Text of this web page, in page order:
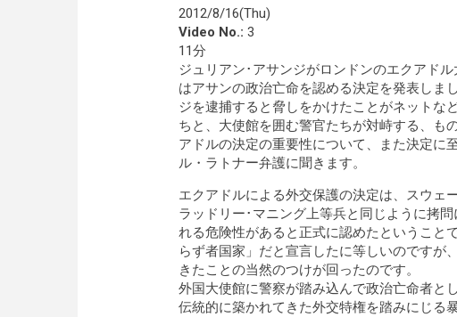
2012/8/16(Thu)
Video No.: 3
11分
ジュリアン･アサンジがロンドンのエクアド
はアサンの政治亡命を認める決定を発表しま
ジを逮捕すると脅しをかけたことがネットな
ちと、大使館を囲む警官たちが対峙する、も
アドルの決定の重要性について、また決定に
ル・ラトナー弁護に聞きます。
エクアドルによる外交保護の決定は、スウェ
ラッドリー･マニング上等兵と同じように拷
れる危険性があると正式に認めたということ
らず者国家」だと宣言したに等しいのですが
きたことの当然のつけが回ったのです。
外国大使館に警察が踏み込んで政治亡命者と
伝統的に築かれてきた外交特権を踏みにじる